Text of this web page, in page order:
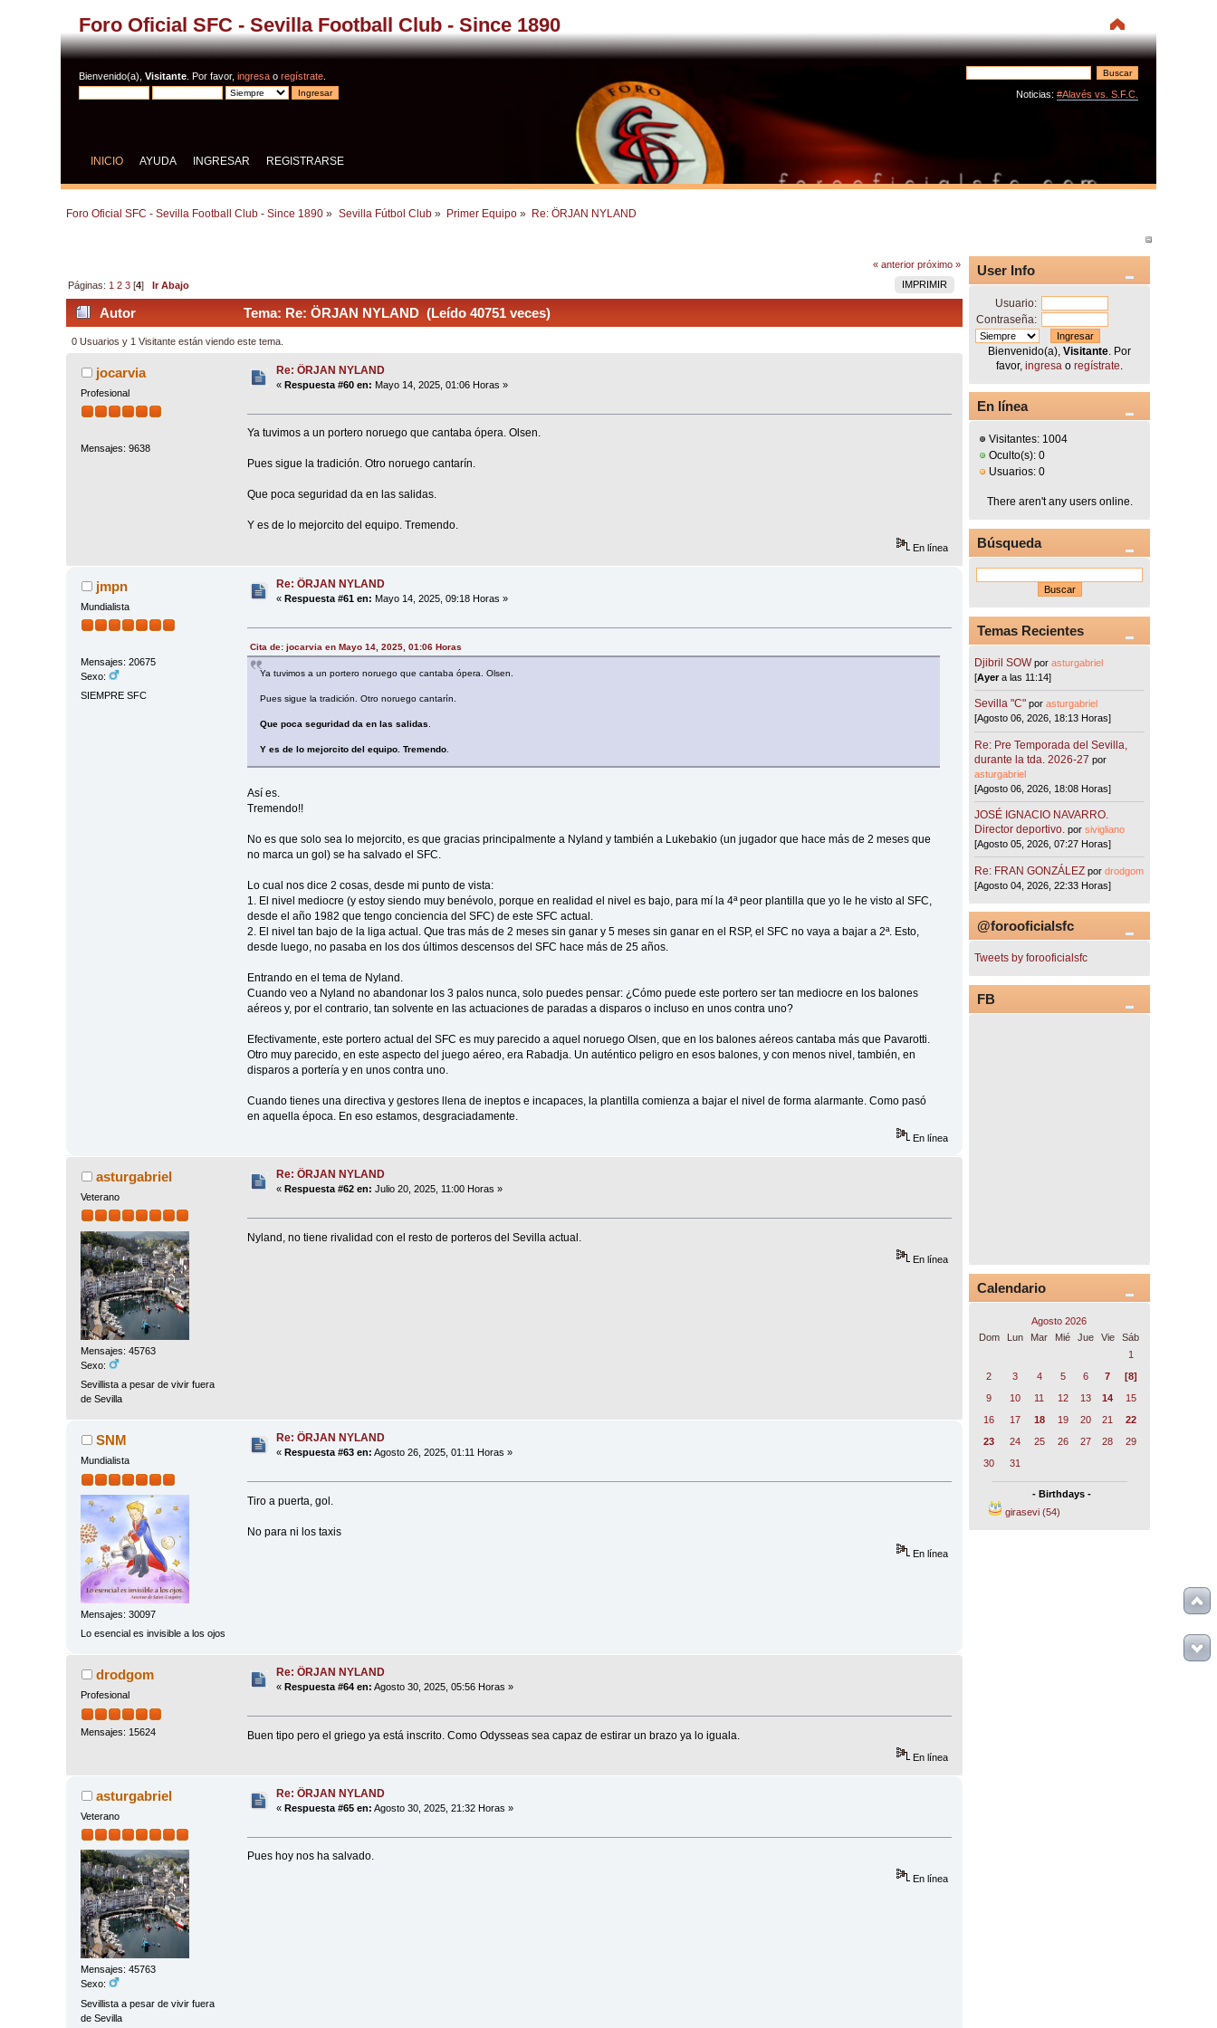
Foro Oficial SFC - Sevilla Football Club - Since 1890
Bienvenido(a),Visitante . Por favor,ingresa oregístrate
Noticias: #Alavés vs. S.F.C.
INICIO AYUDA INGRESAR REGISTRARSE
Foro Oficial SFC - Sevilla Football Club - Since 1890 » Sevilla Fútbol Club» Primer Equipo» Re: ÖRJAN NYLAND
« anterior próximo »
IMPRIMIR
Páginas: 1 2 3 [4]Ir Abajo
Autor Tema: Re: ÖRJAN NYLAND (Leído 40751 veces)
0 Usuarios y 1 Visitante están viendo este tema.
jocarvia
Profesional
Mensajes: 9638
Re: ÖRJAN NYLAND
«Respuesta #60 en: Mayo 14, 2025, 01:06 Horas »
Ya tuvimos a un portero noruego que cantaba ópera. Olsen.
Pues sigue la tradición. Otro noruego cantarín.
Que poca seguridad da en las salidas.
Y es de lo mejorcito del equipo. Tremendo.
En línea
jmpn
Mundialista
Mensajes: 20675
Sexo:
SIEMPRE SFC
Re: ÖRJAN NYLAND
«Respuesta #61 en: Mayo 14, 2025, 09:18 Horas »
Cita de: jocarvia en Mayo 14, 2025, 01:06 Horas
Ya tuvimos a un portero noruego que cantaba ópera. Olsen.
Pues sigue la tradición. Otro noruego cantarín.
Que poca seguridad da en las salidas
Y es de lo mejorcito del equipo. Tremendo.
Así es.
Tremendo!!
No es que solo sea lo mejorcito, es que gracias principalmente a Nyland y también a Lukebakio (un jugador que hace más de 2 meses que
no marca un gol) se ha salvado el SFC.
Lo cual nos dice 2 cosas, desde mi punto de vista:
1. El nivel mediocre (y estoy siendo muy benévolo, porque en realidad el nivel es bajo, para mí la 4ª peor plantilla que yo le he visto al SFC,
desde el año 1982 que tengo conciencia del SFC) de este SFC actual.
2. El nivel tan bajo de la liga actual. Que tras más de 2 meses sin ganar y 5 meses sin ganar en el RSP, el SFC no vaya a bajar a 2ª. Esto,
desde luego, no pasaba en los dos últimos descensos del SFC hace más de 25 años.
Entrando en el tema de Nyland.
Cuando veo a Nyland no abandonar los 3 palos nunca, solo puedes pensar: ¿Cómo puede este portero ser tan mediocre en los balones
aéreos y, por el contrario, tan solvente en las actuaciones de paradas a disparos o incluso en unos contra uno?
Efectivamente, este portero actual del SFC es muy parecido a aquel noruego Olsen, que en los balones aéreos cantaba más que Pavarotti.
Otro muy parecido, en este aspecto del juego aéreo, era Rabadja. Un auténtico peligro en esos balones, y con menos nivel, también, en
disparos a portería y en unos contra uno.
Cuando tienes una directiva y gestores llena de ineptos e incapaces, la plantilla comienza a bajar el nivel de forma alarmante. Como pasó
en aquella época. En eso estamos, desgraciadamente.
En línea
asturgabriel
Veterano
Mensajes: 45763
Sexo:
Sevillista a pesar de vivir fuera
de Sevilla
Re: ÖRJAN NYLAND
« Respuesta #62 en: Julio 20, 2025, 11:00 Horas »
Nyland, no tiene rivalidad con el resto de porteros del Sevilla actual.
En línea
SNM
Mundialista
Mensajes: 30097
Lo esencial es invisible a los ojos
Re: ÖRJAN NYLAND
« Respuesta #63 en: Agosto 26, 2025, 01:11 Horas »
Tiro a puerta, gol.
No para ni los taxis
En línea
drodgom
Profesional
Mensajes: 15624
Re: ÖRJAN NYLAND
« Respuesta #64 en: Agosto 30, 2025, 05:56 Horas »
Buen tipo pero el griego ya está inscrito. Como Odysseas sea capaz de estirar un brazo ya lo iguala.
En línea
asturgabriel
Veterano
Mensajes: 45763
Sexo:
Sevillista a pesar de vivir fuera
de Sevilla
Re: ÖRJAN NYLAND
«Respuesta #65 en: Agosto 30, 2025, 21:32 Horas »
Pues hoy nos ha salvado.
En línea
User Info
Usuario:
Contraseña:
Bienvenido(a),Visitante . Por
favor,ingresa oregístrate
En línea
Visitantes: 1004
Oculto(s): 0
Usuarios: 0
There aren't any users online.
Búsqueda
Temas Recientes
Djibril SOW porasturgabriel
[Ayera las 11:14]
Sevilla "C"porasturgabriel
[Agosto 06, 2026, 18:13 Horas]
Re: Pre Temporada del Sevilla,
durante la tda. 2026-27 por
asturgabriel
[Agosto 06, 2026, 18:08 Horas]
JOSÉ IGNACIO NAVARRO.
Director deportivo. porsivigliano
[Agosto 05, 2026, 07:27 Horas]
Re: FRAN GONZÁLEZ pordrodgom
[Agosto 04, 2026, 22:33 Horas]
@forooficialsfc
Tweets by forooficialsfc
FB
Calendario
Agosto 2026
Dom
Lun Mar Mié Jue Vie
Sáb
1
2
3 4 5 6 7
[8]
9
10 11 12 13 14
15
16
17 18 19 20 21
22
23
24 25 26 27 28
29
30
31
- Birthdays -
girasevi (54)